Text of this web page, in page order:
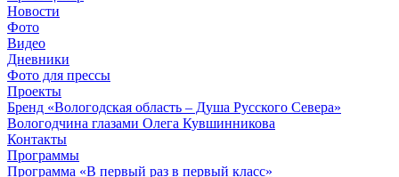
Новости
Фото
Видео
Дневники
Фото для прессы
Проекты
Бренд «Вологодская область – Душа Русского Севера»
Вологодчина глазами Олега Кувшинникова
Контакты
Программы
Программа «В первый раз в первый класс»